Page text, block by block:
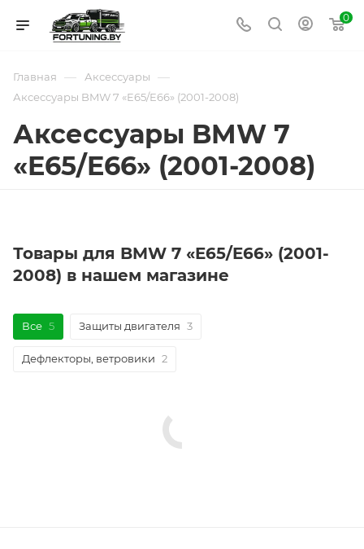
0
Главная — Аксессуары —
Аксессуары BMW 7 «E65/E66» (2001-2008)
Аксессуары BMW 7
«E65/E66» (2001-2008)
Товары для BMW 7 «E65/E66» (2001-
2008) в нашем магазине
Все 5 Защиты двигателя 3
Дефлекторы, ветровики 2